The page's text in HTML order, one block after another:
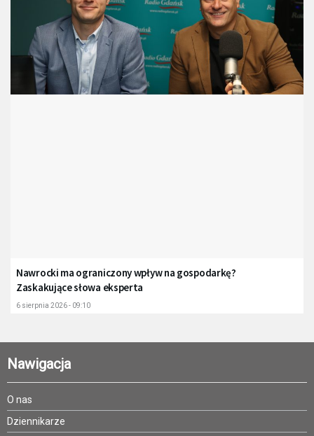
Nawrocki ma ograniczony wpływ na gospodarkę?
Zaskakujące słowa eksperta
6 sierpnia 2026 - 09:10
Nawigacja
O nas
Dziennikarze